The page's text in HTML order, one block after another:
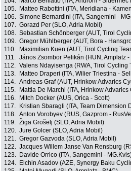
105.
Matteo Rabottini (ITA, Meridiana -
106. Simone Bernardini (ITA, Sangemini -
107. Gorazd Per (SLO, Adria Mobil)
108. Sebastian Schönberger (AUT, Tirol
109. Gregor Mühlberger (AUT, Bora -
110.
Maximilian Kuen (AUT, Tirol Cycling
111. János Zsombor Pelikán (HUN, Amplatz -
112. Valens Ndayisenga (RWA, Tirol Cycling
113.
Matteo Draperi (ITA, Wilier Triestina -
114. Andreas Graf (AUT, Hrinkow Advarics
115.
Mattia De Marchi (ITA, Hrinkow Advarics
116.
Mitch Docker (AUS, Orica - Scott)
117.
Kristian Sbaragli (ITA, Team Dimension
118. Anton Vorobyev (RUS, Gazprom -
119. Žiga Grošelj (SLO, Adria Mobil)
120. Jure Golcer (SLO, Adria Mobil)
121. Gregor Gazvoda (SLO, Adria Mobil)
122. Jacques Willem Janse Van Rensburg
123.
Davide Orrico (ITA, Sangemini -
124.
Elchin Asadov (AZE, Synergy Baku